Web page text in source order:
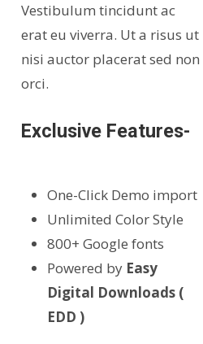
Vestibulum tincidunt ac
erat eu viverra. Ut a risus ut
nisi auctor placerat sed non
orci.
Exclusive Features-
One-Click Demo import
Unlimited Color Style
800+ Google fonts
Powered by Easy
Digital Downloads (
EDD )